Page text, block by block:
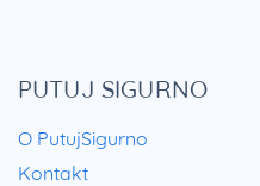
PUTUJ SIGURNO
O PutujSigurno
Kontakt